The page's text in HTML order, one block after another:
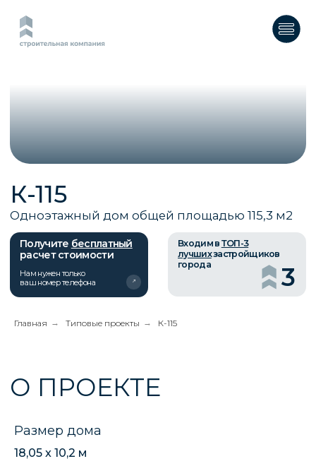
К-115
Одноэтажный дом общей площадью 115,3 м2
Нам нужен только
ваш номер телефона
Главная → Типовые проекты → К-115
О ПРОЕКТЕ
Размер дома
18,05 x 10,2 м